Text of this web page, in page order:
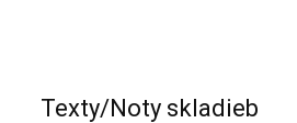
Texty/Noty skladieb